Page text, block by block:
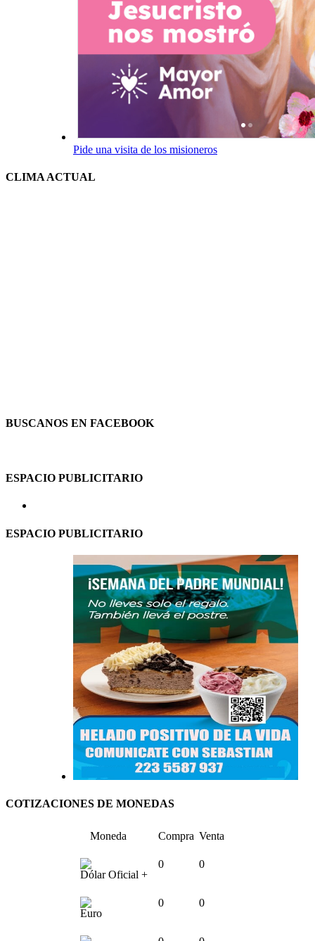
Pide una visita de los misioneros
CLIMA ACTUAL
BUSCANOS EN FACEBOOK
ESPACIO PUBLICITARIO
ESPACIO PUBLICITARIO
COTIZACIONES DE MONEDAS
Moneda Compra Venta
Dólar Oficial +
0 0
Euro
0 0